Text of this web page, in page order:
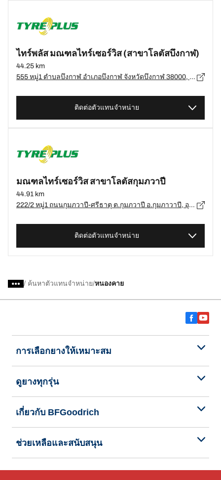
ไทร์พลัส มณฑลไทร์เซอร์วิส (สาขาโลตัสบึงกาฬ)
44.25 km
555 หมู่1 ตำบลบึงกาฬ อำเภอบึงกาฬ จังหวัดบึงกาฬ 38000, บึงกาฬ - 38000
ติดต่อตัวแทนจำหน่าย
มณฑลไทร์เซอร์วิส สาขาโลตัสกุมภวาปี
44.91 km
222/2 หมู่1 ถนนกุมภวาปี-ศรีธาตุ ต.กุมภวาปี อ.กุมภาวาปี, อุดรธานี, อุดรธานี 41110, อ.กุมภาวาปี, อุดรธานี - 41110
ติดต่อตัวแทนจำหน่าย
/ ค้นหาตัวแทนจำหน่าย หนองคาย
การเลือกยางให้เหมาะสม
ดูยางทุกรุ่น
เกี่ยวกับ BFGoodrich
ช่วยเหลือและสนับสนุน